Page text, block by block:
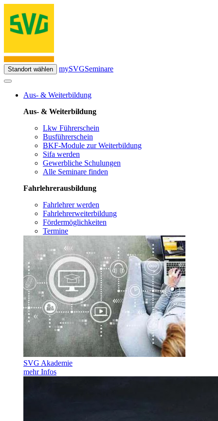
Standort wählen mySVGSeminare
Aus- & Weiterbildung
Aus- & Weiterbildung
Lkw Führerschein
Busführerschein
BKF-Module zur Weiterbildung
Sifa werden
Gewerbliche Schulungen
Alle Seminare finden
Fahrlehrerausbildung
Fahrlehrer werden
Fahrlehrerweiterbildung
Fördermöglichkeiten
Termine
SVG Akademie
mehr Infos